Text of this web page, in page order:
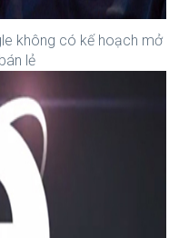
không có kế hoạch mở
lẻ